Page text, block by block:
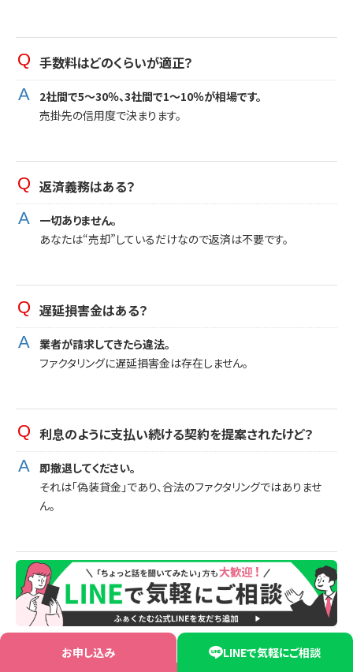
手数料はどのくらいが適正？
2社間で5〜30％、3社間で1〜10％が相場です。
売掛先の信用度で決まります。
返済義務はある？
一切ありません。
あなたは“売却”しているだけなので返済は不要です。
遅延損害金はある？
業者が請求してきたら違法。
ファクタリングに遅延損害金は存在しません。
利息のように支払い続ける契約を提案されたけど？
即撤退してください。
それは「偽装貸金」であり、合法のファクタリングではありませ
ん。
お申し込み LINEで気軽にご相談